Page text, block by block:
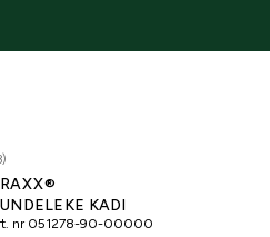
KADI
nr 051278-90-00000